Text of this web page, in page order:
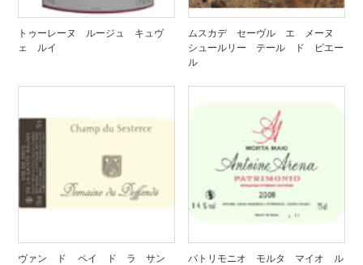
トゥーレーヌ ルージュ キュヴ
ェ ルイ
ムスカデ セーヴル エ メーヌ
シュールリー テール ド ピエー
ル
ヴァン ド ペイ ド ラ サン
パトリモニオ モルタ マイオ ル